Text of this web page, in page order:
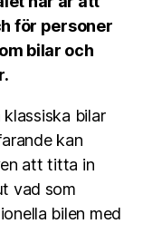
för personer
bilar och
bilar
kan
att titta in
vad som
bilen med